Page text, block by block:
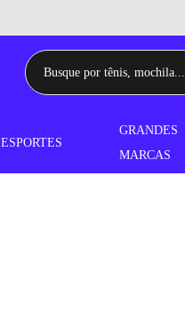
ESPORTES
GRANDES
MARCAS